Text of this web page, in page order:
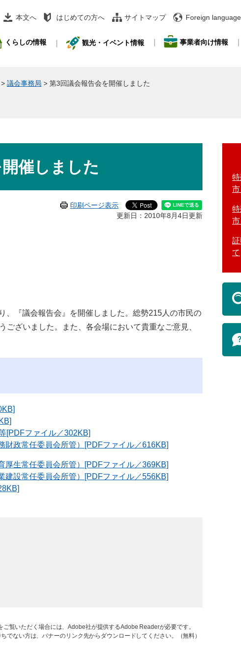
本文へ はじめての方へ サイトマップ Foreign language
くらしの情報 観光・イベント情報 事業者向け情報
> 議会事務局 > 第3回議会報告会を開催しました
催しました
印刷ページ表示
更新日：2010年8月4日更新
、『議会報告会』を開催しました。総勢215人の市民の
ございました。また、各会場において貴重なご意見、
[PDFファイル／302KB]
財政常任委員会所管）[PDFファイル／616KB]
厚生常任委員会所管）[PDFファイル／369KB]
建設常任委員会所管）[PDFファイル／556KB]
ご覧いただく場合には、Adobe社が提供するAdobe Readerが必要です。
でない方は、バナーのリンク先からダウンロードしてください。（無料）
市
市
て